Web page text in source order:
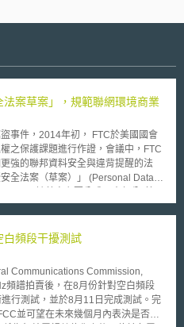
案草案」，規範聯網環境商業
件，2014年初， FTC於美國國會
之保護課題進行作證，會議中，FTC
強的聯邦資料安全與違背提醒的法
全法案（草案）」 (Personal Data
隱私與安全之懲罰；第二部份，係關
privacy and security
體(physical)三個構面的防衛機制，進
範疇，乃就涉及州際貿易之商業實
輸、使用、儲存或在電子或數位格式
些資料總計多達1萬筆以上，然而，
、醫療保險轉移和責任法(HIPPA)
白頻段干擾測試
Communications Commission,
頻譜拍賣後，在8月份針對空白頻段
行測試，並於8月11日完成測試。完
並可望在未來幾個月內表決是否開